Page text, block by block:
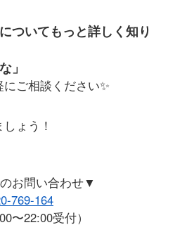
ついてもっと詳しく知り
」
ご相談ください✨
ょう！
お問い合わせ▼
769-164
〜22:00受付）